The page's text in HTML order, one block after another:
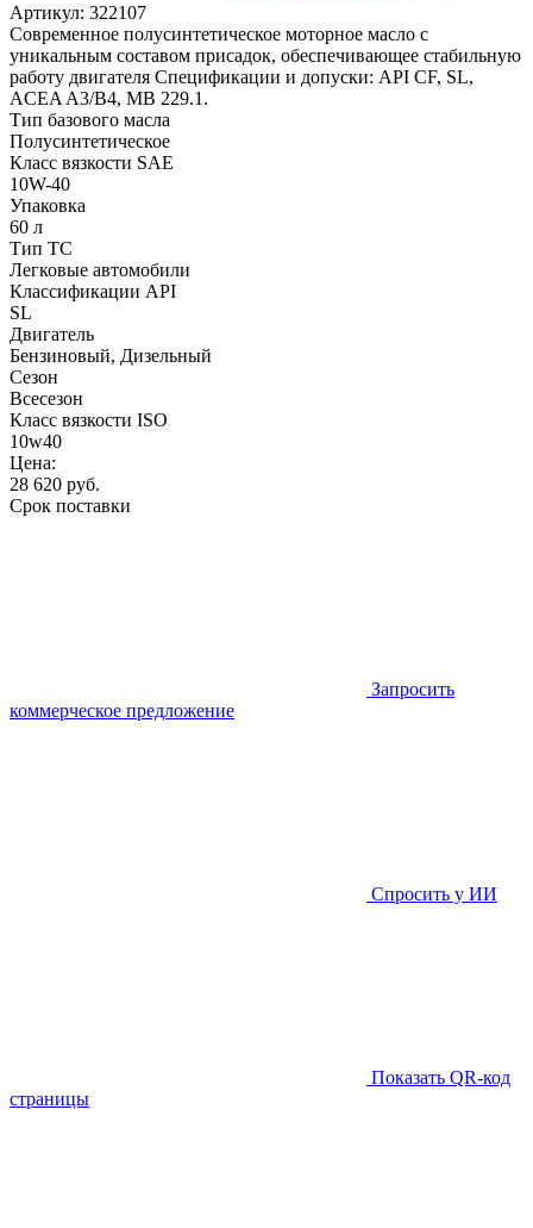
Артикул: 322107
Современное полусинтетическое моторное масло с
уникальным составом присадок, обеспечивающее стабильную
работу двигателя Спецификации и допуски: API CF, SL,
ACEA A3/B4, MB 229.1.
Тип базового масла
Полусинтетическое
Класс вязкости SAE
10W-40
Упаковка
60 л
Тип ТС
Легковые автомобили
Классификации API
SL
Двигатель
Бензиновый, Дизельный
Сезон
Всесезон
Класс вязкости ISO
10w40
Цена:
28 620 руб.
Срок поставки
Запросить
коммерческое предложение
Спросить у ИИ
Показать QR-код
страницы